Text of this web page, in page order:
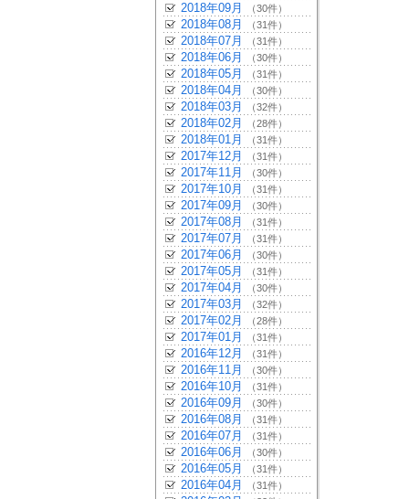
2018年09月 （30件）
2018年08月 （31件）
2018年07月 （31件）
2018年06月 （30件）
2018年05月 （31件）
2018年04月 （30件）
2018年03月 （32件）
2018年02月 （28件）
2018年01月 （31件）
2017年12月 （31件）
2017年11月 （30件）
2017年10月 （31件）
2017年09月 （30件）
2017年08月 （31件）
2017年07月 （31件）
2017年06月 （30件）
2017年05月 （31件）
2017年04月 （30件）
2017年03月 （32件）
2017年02月 （28件）
2017年01月 （31件）
2016年12月 （31件）
2016年11月 （30件）
2016年10月 （31件）
2016年09月 （30件）
2016年08月 （31件）
2016年07月 （31件）
2016年06月 （30件）
2016年05月 （31件）
2016年04月 （31件）